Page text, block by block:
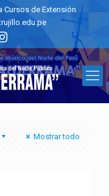
Cursos de Extensión
Mostrar todo